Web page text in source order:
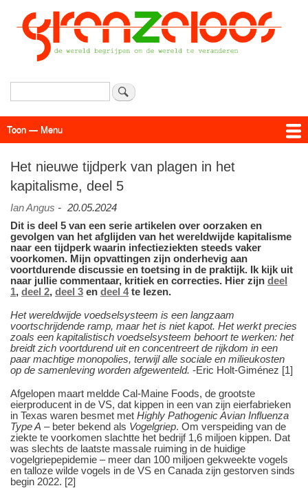
Overslaan
en
naar
de
Zoeken
Menu
Toon — Menu
Het nieuwe tijdperk van plagen in het
kapitalisme, deel 5
Ian Angus - 20.05.2024
Dit is deel 5 van een serie artikelen over oorzaken en
gevolgen van het afglijden van het wereldwijde kapitalisme
naar een tijdperk waarin infectieziekten steeds vaker
voorkomen. Mijn opvattingen zijn onderhevig aan
voortdurende discussie en toetsing in de praktijk. Ik kijk uit
naar jullie commentaar, kritiek en correcties. Hier zijn deel
1, deel 2, deel 3 en deel 4te lezen.
Het wereldwijde voedselsysteem is een langzaam
voortschrijdende ramp, maar het is niet kapot. Het werkt precies
zoals een kapitalistisch voedselsysteem behoort te werken: het
breidt zich voortdurend uit en concentreert de rijkdom in een
paar machtige monopolies, terwijl alle sociale en milieukosten
op de samenleving worden afgewenteld. -Eric Holt-Giménez [1]
Afgelopen maart meldde Cal-Maine Foods, de grootste
eierproducent in de VS, dat kippen in een van zijn eierfabrieken
in Texas waren besmet met Highly Pathogenic Avian Influenza
Type A – beter bekend als Vogelgriep. Om verspeiding van de
ziekte te voorkomen slachtte het bedrijf 1,6 miljoen kippen. Dat
was slechts de laatste massale ruiming in de huidige
vogelgriepepidemie – meer dan 100 miljoen gekweekte vogels
en talloze wilde vogels in de VS en Canada zijn gestorven sinds
begin 2022. [2]